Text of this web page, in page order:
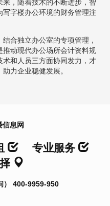
，随着技术的不断进步，智
字楼办公环境的财务管理注
合独立办公室的专项管理，
推动现代办公场所会计资料规
和人员三方面协同发力，才
力企业稳健发展。
信息网
专业服务
） 400-9959-950